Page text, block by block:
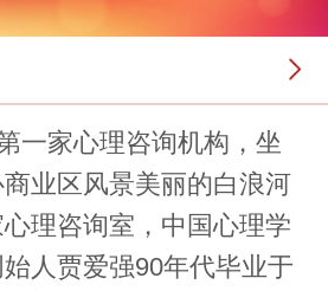
家心理咨询机构，坐
业区风景美丽的白浪河
理咨询室，中国心理学
人贾爱强90年代毕业于